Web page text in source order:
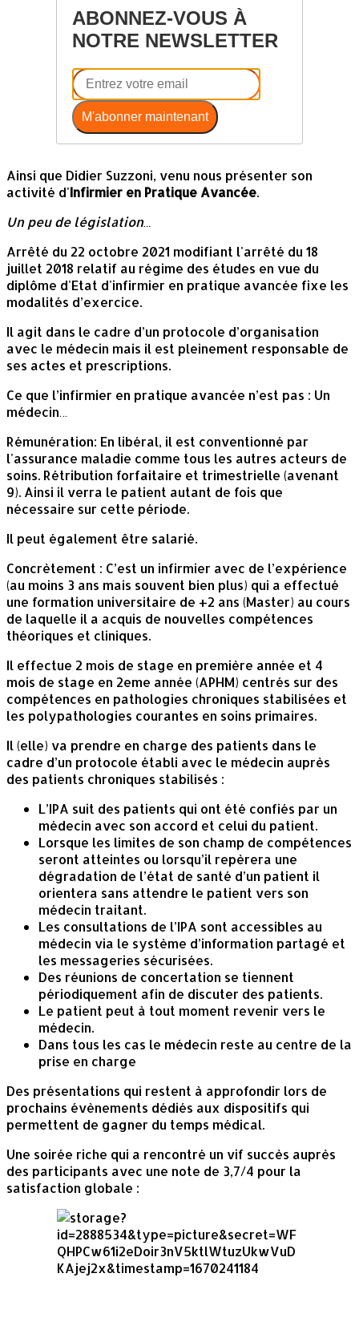
Ainsi que Didier Suzzoni, venu nous présenter son
activité d'Infirmier en Pratique Avancée.
Un peu de législation…
Arrêté du 22 octobre 2021 modifiant l'arrêté du 18
juillet 2018 relatif au régime des études en vue du
diplôme d'Etat d'infirmier en pratique avancée fixe les
modalités d’exercice.
Il agit dans le cadre d’un protocole d’organisation
avec le médecin mais il est pleinement responsable de
ses actes et prescriptions.
Ce que l’infirmier en pratique avancée n’est pas : Un
médecin…
Rémunération: En libéral, il est conventionné par
l'assurance maladie comme tous les autres acteurs de
soins. Rétribution forfaitaire et trimestrielle (avenant
9). Ainsi il verra le patient autant de fois que
nécessaire sur cette période.
Il peut également être salarié.
Concrètement : C’est un infirmier avec de l’expérience
(au moins 3 ans mais souvent bien plus) qui a effectué
une formation universitaire de +2 ans (Master) au cours
de laquelle il a acquis de nouvelles compétences
théoriques et cliniques.
Il effectue 2 mois de stage en première année et 4
mois de stage en 2eme année (APHM) centrés sur des
compétences en pathologies chroniques stabilisées et
les polypathologies courantes en soins primaires.
Il (elle) va prendre en charge des patients dans le
cadre d’un protocole établi avec le médecin auprès
des patients chroniques stabilisés :
L’IPA suit des patients qui ont été confiés par un
médecin avec son accord et celui du patient.
Lorsque les limites de son champ de compétences
seront atteintes ou lorsqu’il repèrera une
dégradation de l’état de santé d’un patient il
orientera sans attendre le patient vers son
médecin traitant.
Les consultations de l’IPA sont accessibles au
médecin via le système d’information partagé et
les messageries sécurisées.
Des réunions de concertation se tiennent
périodiquement afin de discuter des patients.
Le patient peut à tout moment revenir vers le
médecin.
Dans tous les cas le médecin reste au centre de la
prise en charge
Des présentations qui restent à approfondir lors de
prochains évènements dédiés aux dispositifs qui
permettent de gagner du temps médical.
Une soirée riche qui a rencontré un vif succès auprès
des participants avec une note de 3,7/4 pour la
satisfaction globale :
ABONNEZ-VOUS À
NOTRE NEWSLETTER
M'abonner maintenant